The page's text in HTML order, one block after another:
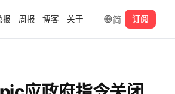
报 周报 博客 关于 简 订阅